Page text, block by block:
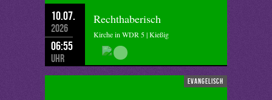
10.07.
2026
06:55
Uhr
Rechthaberisch
Kirche in WDR 5 | Kießig
evangelisch